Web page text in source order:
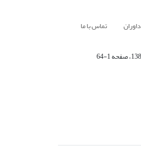
داوران تماس با ما